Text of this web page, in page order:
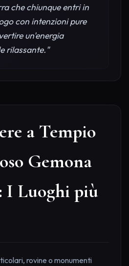
che chiunque entri in
con intenzioni pure
un'energia
rilassante."
a Tempio
Gemona
I Luoghi più
rovine o monumenti